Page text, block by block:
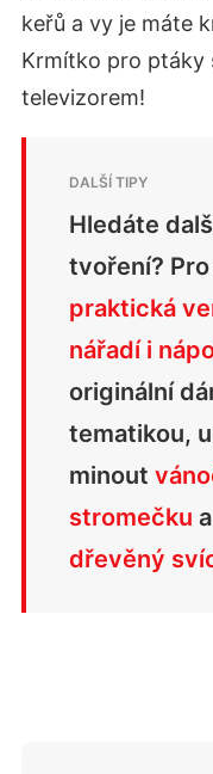
keřů a vy je máte
Krmítko pro ptáky
televizorem!
Hledáte
tvoření?
praktická
nářadí i
originální
tematikou,
minout
stromečku a
dřevěný